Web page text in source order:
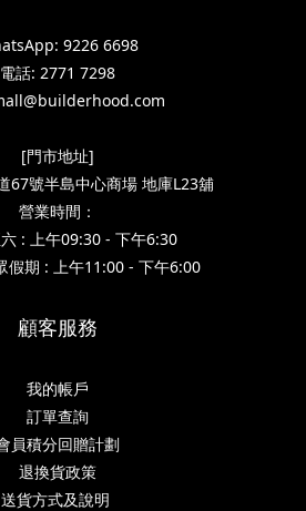
9226 6698
電話: 2771 7298
[門市地址]
67號半島中心商場 地庫L23舖
營業時間：
: 上午09:30 - 下午6:30
假期 : 上午11:00 - 下午6:00
顧客服務
我的帳戶
訂單查詢
員積分回贈計劃
退換貨政策
送貨方式及說明